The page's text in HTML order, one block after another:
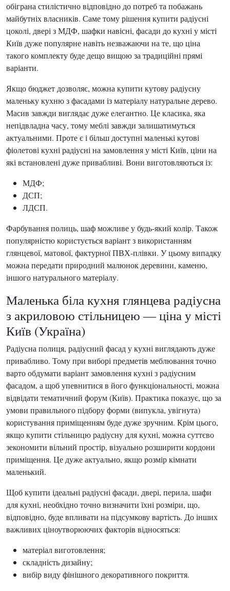
обіграна стилістично відповідно до потреб та побажань
майбутніх власників. Саме тому рішення купити радіусні
цоколі, двері з МДФ, шафки навісні, фасади до кухні у місті
Київ дуже популярне навіть незважаючи на те, що ціна
такого комплекту буде дещо вищою за традиційні прямі
варіанти.
Якщо бюджет дозволяє, можна купити кутову радіусну
маленьку кухню з фасадами із матеріалу натуральне дерево.
Масив завжди виглядає дуже елегантно. Це класика, яка
непідвладна часу, тому меблі завжди залишатимуться
актуальними. Проте є і більш доступні маленькі кутові
фіолетові кухні радіусні на замовлення у місті Київ, ціни на
які встановлені дуже привабливі. Вони виготовляються із:
МДФ;
ДСП;
ЛДСП.
Фарбування полиць, шаф можливе у будь-який колір. Також
популярністю користується варіант з використанням
глянцевої, матової, фактурної ПВХ-плівки. У цьому випадку
можна передати природний малюнок деревини, каменю,
іншого натурального матеріалу.
Маленька біла кухня глянцева радіусна
з акриловою стільницею — ціна у місті
Київ (Україна)
Радіусна полиця, радіусний фасад у кухні виглядають дуже
привабливо. Тому при виборі предметів меблювання точно
варто обдумати варіант замовлення кухні з радіусним
фасадом, а щоб упевнитися в його функціональності, можна
відвідати тематичний форум (Київ). Практика показує, що за
умови правильного підбору форми (випукла, увігнута)
користування приміщенням буде дуже зручним. Крім цього,
якщо купити стільницю радіусну для кухні, можна суттєво
зекономити вільний простір, візуально розширити кордони
приміщення. Це дуже актуально, якщо розмір кімнати
маленький.
Щоб купити ідеальні радіусні фасади, двері, перила, шафи
для кухні, необхідно точно визначити їхні розміри, що,
відповідно, буде впливати на підсумкову вартість. До інших
важливих ціноутворюючих факторів відносяться:
матеріал виготовлення;
складність дизайну;
вибір виду фінішного декоративного покриття.